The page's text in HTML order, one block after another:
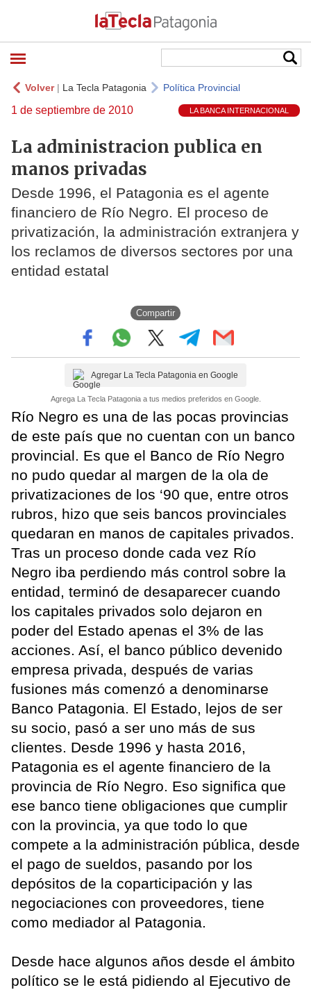
Volver| La Tecla Patagonia Política Provincial
1 de septiembre de 2010 LA BANCA INTERNACIONAL
La administracion publica en
manos privadas
Desde 1996, el Patagonia es el agente
financiero de Río Negro. El proceso de
privatización, la administración extranjera y
los reclamos de diversos sectores por una
entidad estatal
Compartir
Agregar La Tecla Patagonia en Google
Agrega La Tecla Patagonia a tus medios preferidos en Google.
Río Negro es una de las pocas provincias
de este país que no cuentan con un banco
provincial. Es que el Banco de Río Negro
no pudo quedar al margen de la ola de
privatizaciones de los ‘90 que, entre otros
rubros, hizo que seis bancos provinciales
quedaran en manos de capitales privados.
Tras un proceso donde cada vez Río
Negro iba perdiendo más control sobre la
entidad, terminó de desaparecer cuando
los capitales privados solo dejaron en
poder del Estado apenas el 3% de las
acciones. Así, el banco público devenido
empresa privada, después de varias
fusiones más comenzó a denominarse
Banco Patagonia. El Estado, lejos de ser
su socio, pasó a ser uno más de sus
clientes. Desde 1996 y hasta 2016,
Patagonia es el agente financiero de la
provincia de Río Negro. Eso significa que
ese banco tiene obligaciones que cumplir
con la provincia, ya que todo lo que
compete a la administración pública, desde
el pago de sueldos, pasando por los
depósitos de la coparticipación y las
negociaciones con proveedores, tiene
como mediador al Patagonia.
Desde hace algunos años desde el ámbito
político se le está pidiendo al Ejecutivo de